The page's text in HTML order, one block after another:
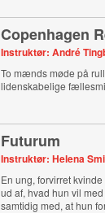
Copenhagen
Instruktør: André
To mænds møde på
lidenskabelige
Futurum
Instruktør: Helena
En ung, forvirret
ud af, hvad hun vil
samtidig med, at hun